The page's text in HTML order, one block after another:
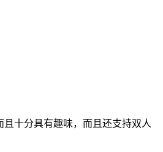
十分具有趣味，而且还支持双人